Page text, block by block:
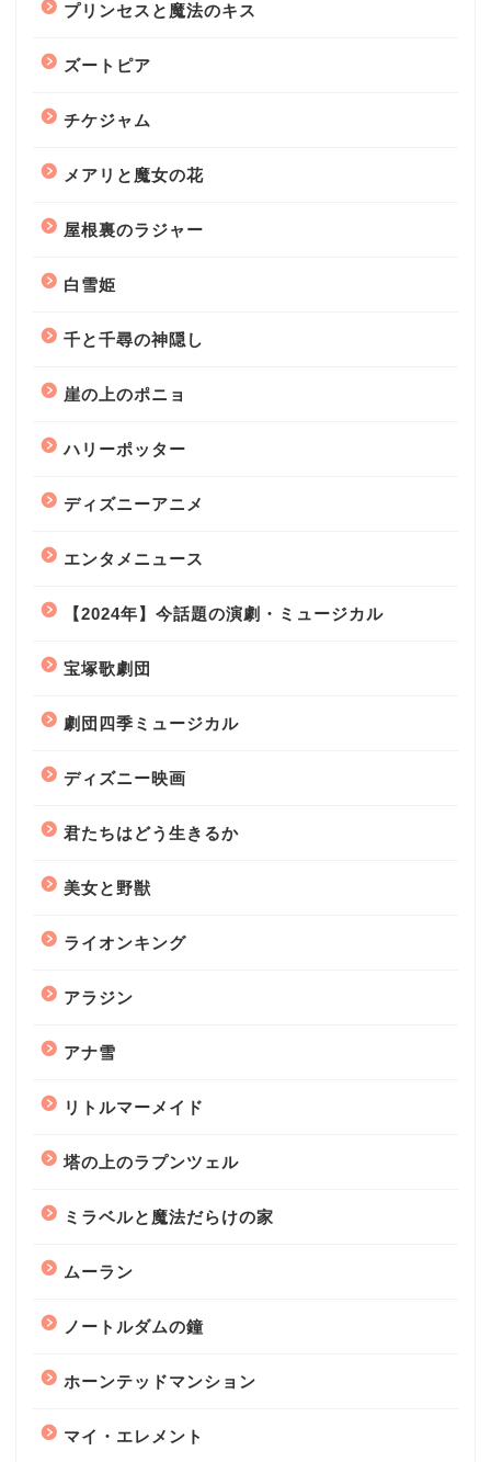
プリンセスと魔法のキス
ズートピア
チケジャム
メアリと魔女の花
屋根裏のラジャー
白雪姫
千と千尋の神隠し
崖の上のポニョ
ハリーポッター
ディズニーアニメ
エンタメニュース
【2024年】今話題の演劇・ミュージカル
宝塚歌劇団
劇団四季ミュージカル
ディズニー映画
君たちはどう生きるか
美女と野獣
ライオンキング
アラジン
アナ雪
リトルマーメイド
塔の上のラプンツェル
ミラベルと魔法だらけの家
ムーラン
ノートルダムの鐘
ホーンテッドマンション
マイ・エレメント